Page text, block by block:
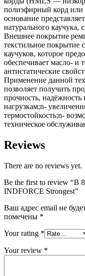
полиэфирный корд или
основание
натурального каучука,
Внешнее покрытие
текстильное покрытие
каучуков, которое
обеспечивает масло- и
антистатические
Применение данной
позволяет получить
прочность,
нагрузкам;n-
термостойкость;n-
техническое
Reviews
There are no reviews yet.
Be the first to review “B
INDFORCE Strongest”
Ваш адрес email не
помечены *
Your rating *
Your review *